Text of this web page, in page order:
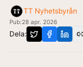
TT Nyhetsbyrån
Pub:28 apr. 2026
Dela: